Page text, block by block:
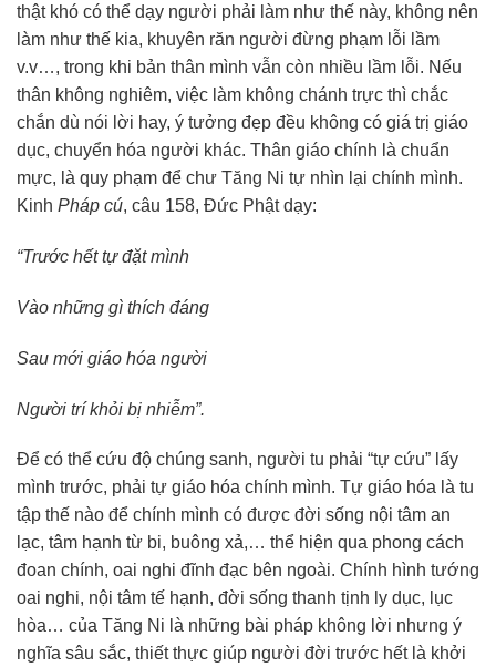
thật khó có thể dạy người phải làm như thế này, không nên
làm như thế kia, khuyên răn người đừng phạm lỗi lầm
v.v…, trong khi bản thân mình vẫn còn nhiều lầm lỗi. Nếu
thân không nghiêm, việc làm không chánh trực thì chắc
chắn dù nói lời hay, ý tưởng đẹp đều không có giá trị giáo
dục, chuyển hóa người khác. Thân giáo chính là chuẩn
mực, là quy phạm để chư Tăng Ni tự nhìn lại chính mình.
Kinh Pháp cú, câu 158, Đức Phật dạy:
“Trước hết tự đặt mình
Vào những gì thích đáng
Sau mới giáo hóa người
Người trí khỏi bị nhiễm”.
Để có thể cứu độ chúng sanh, người tu phải “tự cứu” lấy
mình trước, phải tự giáo hóa chính mình. Tự giáo hóa là tu
tập thế nào để chính mình có được đời sống nội tâm an
lạc, tâm hạnh từ bi, buông xả,… thể hiện qua phong cách
đoan chính, oai nghi đĩnh đạc bên ngoài. Chính hình tướng
oai nghi, nội tâm tế hạnh, đời sống thanh tịnh ly dục, lục
hòa… của Tăng Ni là những bài pháp không lời nhưng ý
nghĩa sâu sắc, thiết thực giúp người đời trước hết là khởi